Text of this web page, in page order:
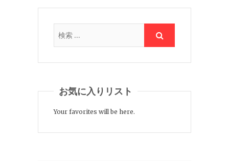
お気に入りリスト
Your favorites will be here.